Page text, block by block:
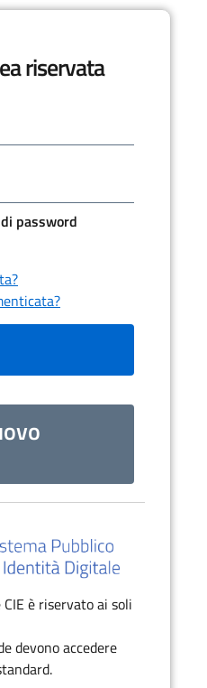
riservata
password
CIE è riservato ai soli
devono accedere